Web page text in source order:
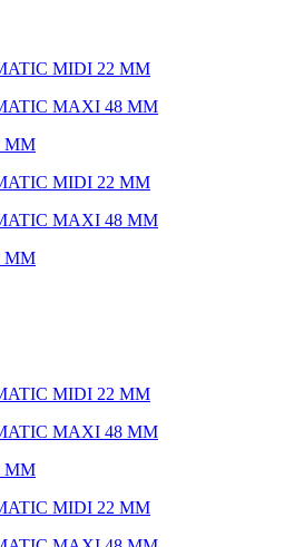
MIDI 22 ММ
MAXI 48 ММ
ММ
MIDI 22 ММ
MAXI 48 ММ
ММ
MIDI 22 ММ
MAXI 48 ММ
ММ
MIDI 22 ММ